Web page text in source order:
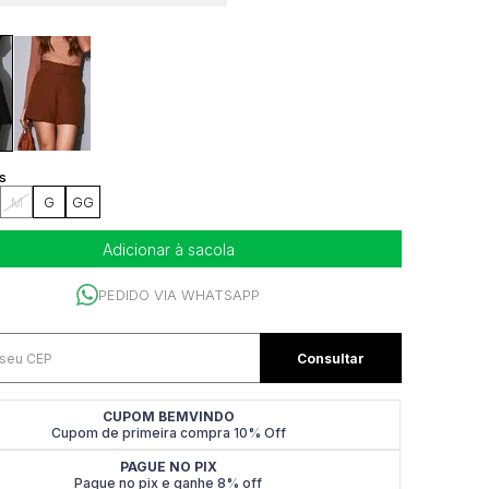
M G GG
Adicionar à sacola
PEDIDO VIA WHATSAPP
CUPOM BEMVINDO
Cupom de primeira compra 10% Off
PAGUE NO PIX
Pague no pix e ganhe 8% off